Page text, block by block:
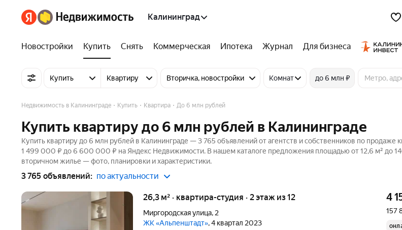
Калининград
Новостройки Купить Снять Коммерческая Ипотека Журнал Для бизнеса
Купить Квартиру Вторичка, новостройки Комнат до 6 млн ₽
Недвижимость в Калининграде Купить Квартира До 6 млн рублей
Купить квартиру до 6 млн рублей в Калининграде
Купить квартиру до 6 млн рублей в Калининграде — 3 765 объявлений от агентств и собственников по продаже
1 499 000 ₽ до 6 600 000 ₽ на Яндекс Недвижимости. В нашем каталоге предложения площадью от 12,6 м² до
вторичном жилье — фото, планировки и характеристики.
3 765 объявлений: по актуальности
26,3 м² · квартира-студия · 2 этаж из 12
Миргородская улица, 2
ЖК «Альпенштадт», 4 квартал 2023
4
157